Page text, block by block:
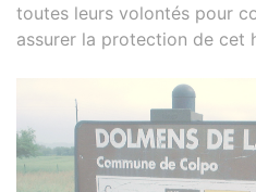
toutes leurs volontés pour
assurer la protection de cet